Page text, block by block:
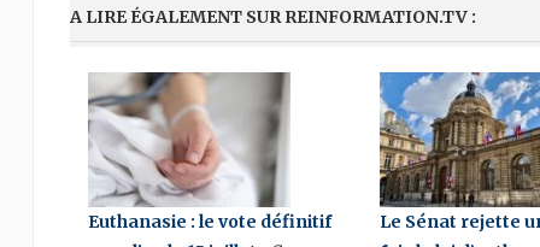
A LIRE ÉGALEMENT SUR REINFORMATION.TV :
Euthanasie : le vote définitif
Le Sénat rejette